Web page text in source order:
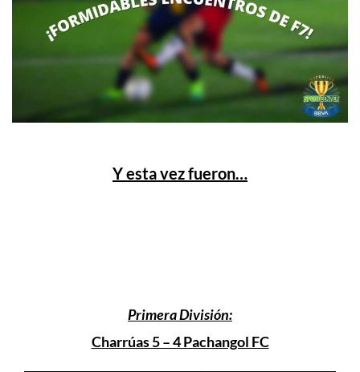
Y esta vez fueron…
Primera División:
Charrúas 5 – 4 Pachangol FC